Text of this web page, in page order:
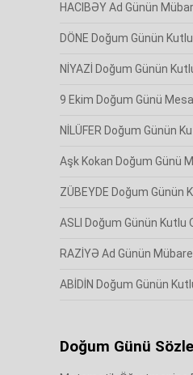
HACIBƏY Ad Günün
DÖNE Doğum Günün
NİYAZİ Doğum Günün
9 Ekim Doğum Günü
NİLÜFER Doğum Günün
Aşk Kokan Doğum Günü
ZÜBEYDE Doğum Günün
ASLI Doğum Günün Kutlu
RAZİYƏ Ad Günün
ABİDİN Doğum Günün
Doğum Günü